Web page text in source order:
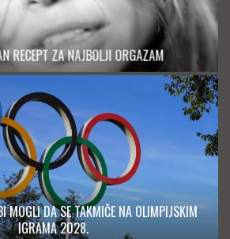
RECEPT ZA NAJBOLJI ORGAZAM
MOGLI DA SE TAKMIČE NA OLIMPIJSKIM
IGRAMA 2028.